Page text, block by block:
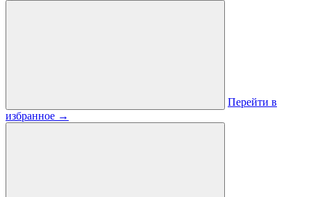
Перейти в
избранное →